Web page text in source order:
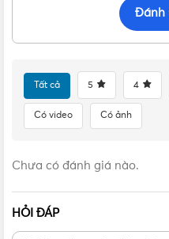
Đánh
Tất cả 5 4
Có video Có ảnh
Chưa có đánh giá nào.
HỎI ĐÁP